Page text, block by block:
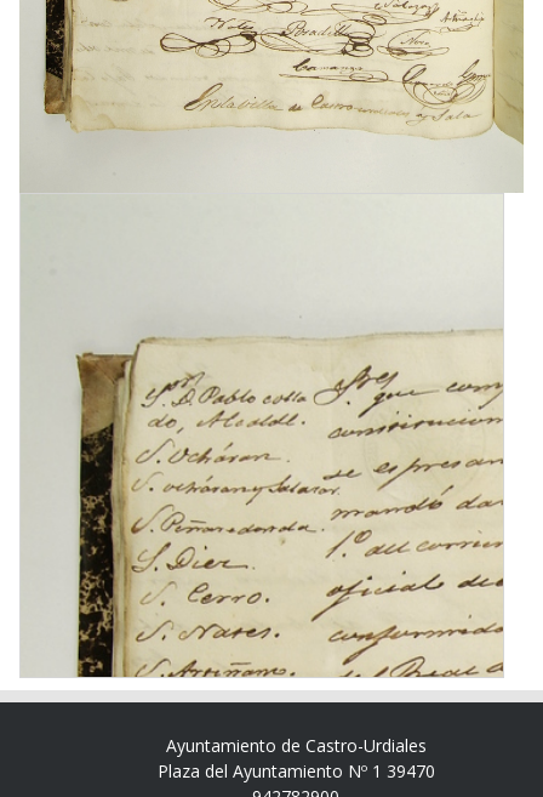
Ayuntamiento de Castro-Urdiales
Plaza del Ayuntamiento Nº 1 39470